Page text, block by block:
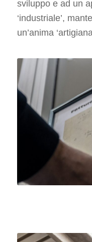
sviluppo e ad un
‘industriale’,
un’anima